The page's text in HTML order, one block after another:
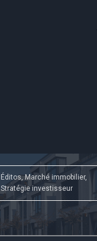
Éditos, Marché immobilier,
Stratégie investisseur